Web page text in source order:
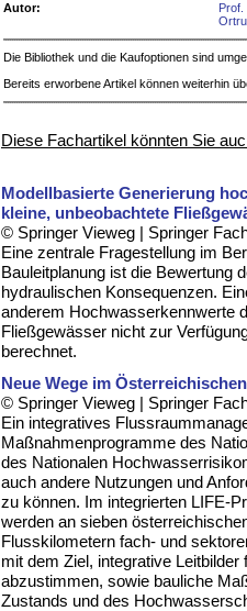
Autor:
Die Bibliothek und die Kaufoptionen sind
Bereits erworbene Artikel können weiterhin
Diese Fachartikel könnten Sie
Modellbasierte Generierung
kleine, unbeobachtete
© Springer Vieweg | Springer
Eine zentrale Fragestellung im
Bauleitplanung ist die Bewertung
hydraulischen Konsequenzen.
anderem Hochwasserkennwerte
Fließgewässer nicht zur
berechnet.
Neue Wege im
© Springer Vieweg | Springer
Ein integratives
Maßnahmenprogramme des
des Nationalen
auch andere Nutzungen und
zu können. Im integrierten LIFE-
werden an sieben
Flusskilometern fach- und
mit dem Ziel, integrative
abzustimmen, sowie bauliche
Zustands und des